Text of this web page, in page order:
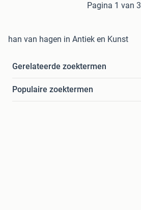
Pagina 1 van 3
han van hagen in Antiek en Kunst
Gerelateerde zoektermen
Populaire zoektermen